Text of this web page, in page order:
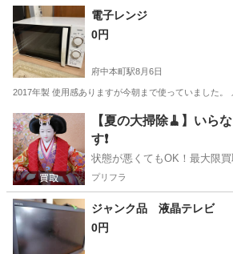
東京 中央区 浜町駅
電子レンジ
0円
府中本町駅8月6日
2017年製 使用感ありますが今朝まで使っていました
東京 府中市 府中本町駅 キッチン家電
【夏の大掃除🧹】いら
す❗️
状態が悪くてもOK！最大限
プリフラ
ジャンク品 液晶テレビ
0円